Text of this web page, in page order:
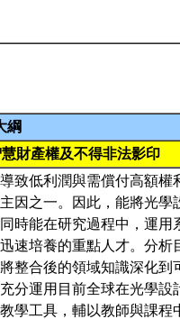
綱
財產權及不得非法影印
致低利潤與需償付高額權
因之一。因此，能將光學
時能在研究過程中，運用
速培養的重點人才。分析
整合後的領域知識深化到
分運用目前全球在光學設
學工具，輔以教師與課程